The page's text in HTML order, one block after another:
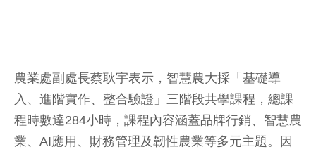
農業處副處長蔡耿宇表示，智慧農大採「基礎導
入、進階實作、整合驗證」三階段共學課程，總課
程時數達284小時，課程內容涵蓋品牌行銷、智慧農
業、AI應用、財務管理及韌性農業等多元主題。因